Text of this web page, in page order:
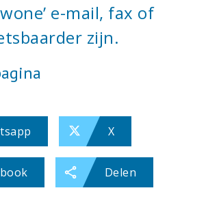
e-mail, fax of
zijn.
X
Delen